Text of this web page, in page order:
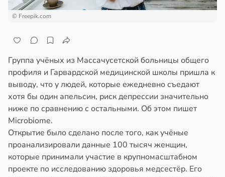
в20:45
в20:41
© Freepik.com
Группа учёных из Массачусетской больницы общего
профиля и Гарвардской медицинской школы пришла к
выводу, что у людей, которые ежедневно съедают
хотя бы один апельсин, риск депрессии значительно
ниже по сравнению с остальными. Об этом пишет
Microbiome.
Открытие было сделано после того, как учёные
проанализировали данные 100 тысяч женщин,
которые принимали участие в крупномасштабном
проекте по исследованию здоровья медсестёр. Его
в19:27